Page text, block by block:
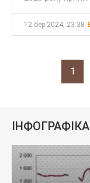
12 бер 2024, 23:38
1
ІНФОГРАФІКА